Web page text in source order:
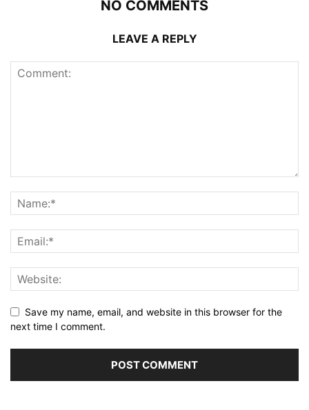
NO COMMENTS
LEAVE A REPLY
Save my name, email, and website in this browser for the
next time I comment.